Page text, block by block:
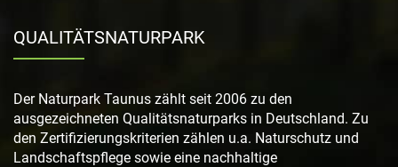
QUALITÄTSNATURPARK
Der Naturpark Taunus zählt seit 2006 zu den
ausgezeichneten Qualitätsnaturparks in Deutschland. Zu
den Zertifizierungskriterien zählen u.a. Naturschutz und
Landschaftspflege sowie eine nachhaltige